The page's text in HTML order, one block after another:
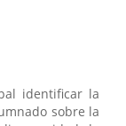
identificar la
sobre la